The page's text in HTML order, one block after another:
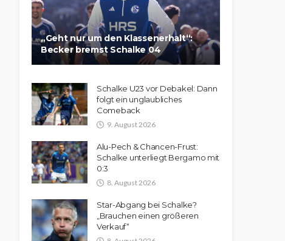
„Geht nur um den Klassenerhalt“:
Becker bremst Schalke 04
Schalke U23 vor Debakel: Dann
folgt ein unglaubliches
Comeback
9. August 2026
Alu-Pech & Chancen-Frust:
Schalke unterliegt Bergamo mit
0:3
8. August 2026
Star-Abgang bei Schalke?
„Brauchen einen größeren
Verkauf“